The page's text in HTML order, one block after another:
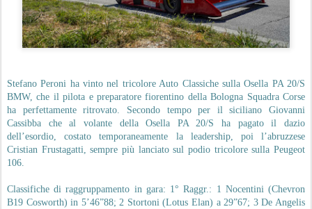
Stefano Peroni ha vinto nel tricolore Auto Classiche sulla Osella PA 20/S
BMW, che il pilota e preparatore fiorentino della Bologna Squadra Corse
ha perfettamente ritrovato. Secondo tempo per il siciliano Giovanni
Cassibba che al volante della Osella PA 20/S ha pagato il dazio
dell’esordio, costato temporaneamente la leadership, poi l’abruzzese
Cristian Frustagatti, sempre più lanciato sul podio tricolore sulla Peugeot
106.
Classifiche di raggruppamento in gara: 1° Raggr.: 1 Nocentini (Chevron
B19 Cosworth) in 5’46”88; 2 Stortoni (Lotus Elan) a 29”67; 3 De Angelis